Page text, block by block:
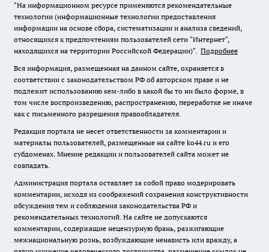
"На информационном ресурсе применяются рекомендательные
технологии (информационные технологии предоставления
информации на основе сбора, систематизации и анализа сведений,
относящихся к предпочтениям пользователей сети "Интернет",
находящихся на территории Российской Федерации)". Подробнее
Вся информация, размещенная на данном сайте, охраняется в
соответствии с законодательством РФ об авторском праве и не
подлежит использованию кем-либо в какой бы то ни было форме, в
том числе воспроизведению, распространению, переработке не иначе
как с письменного разрешения правообладателя.
Редакция портала не несет ответственности за комментарии и
материалы пользователей, размещенные на сайте ko44.ru и его
субдоменах. Мнение редакции и пользователей сайта может не
совпадать.
Администрация портала оставляет за собой право модерировать
комментарии, исходя из соображений сохранения конструктивности
обсуждения тем и соблюдения законодательства РФ и
рекомендательных технологий. На сайте не допускаются
комментарии, содержащие нецензурную брань, разжигающие
межнациональную рознь, возбуждающие ненависть или вражду, а